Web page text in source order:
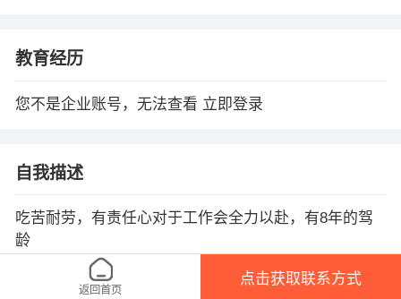
教育经历
您不是企业账号，无法查看 立即登录
自我描述
吃苦耐劳，有责任心对于工作会全力以赴，有8年的驾
龄
返回首页
点击获取联系方式